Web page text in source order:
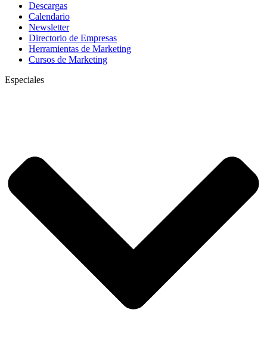
Descargas
Calendario
Newsletter
Directorio de Empresas
Herramientas de Marketing
Cursos de Marketing
Especiales